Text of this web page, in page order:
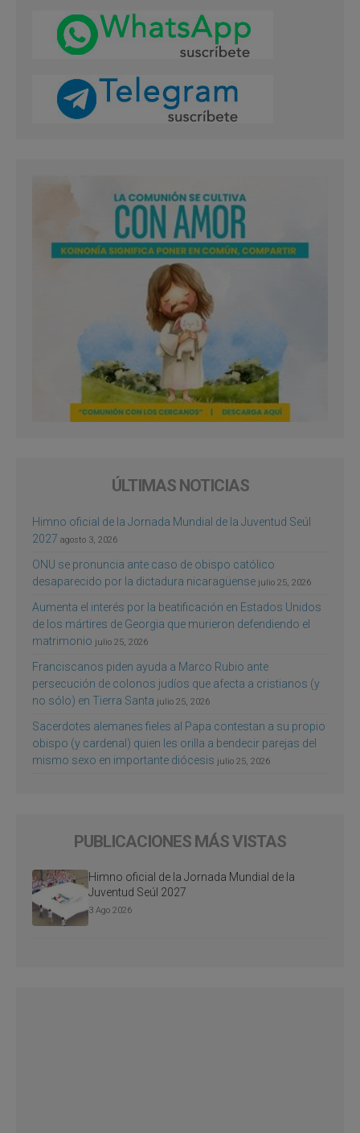
ÚLTIMAS NOTICIAS
Himno oficial de la Jornada Mundial de la Juventud Seúl
2027 agosto 3, 2026
ONU se pronuncia ante caso de obispo católico
desaparecido por la dictadura nicaragüense julio 25, 2026
Aumenta el interés por la beatificación en Estados Unidos
de los mártires de Georgia que murieron defendiendo el
matrimonio julio 25, 2026
Franciscanos piden ayuda a Marco Rubio ante
persecución de colonos judíos que afecta a cristianos (y
no sólo) en Tierra Santa julio 25, 2026
Sacerdotes alemanes fieles al Papa contestan a su propio
obispo (y cardenal) quien les orilla a bendecir parejas del
mismo sexo en importante diócesis julio 25, 2026
PUBLICACIONES MÁS VISTAS
Himno oficial de la Jornada Mundial de la
Juventud Seúl 2027
3 Ago 2026